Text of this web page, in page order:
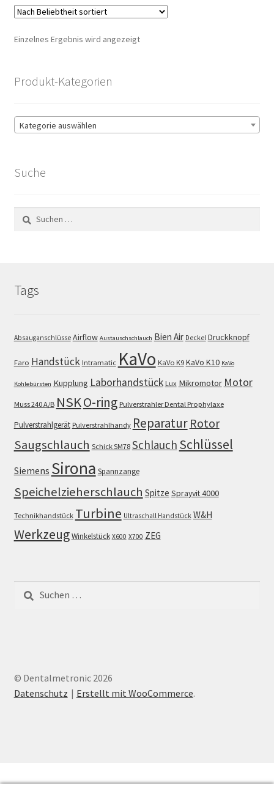
Einzelnes Ergebnis wird angezeigt
Produkt-Kategorien
Kategorie auswählen
Suche
nach:
Tags
Absauganschlüsse Airflow Austauschschlauch Bien Air Deckel Druckknopf
Faro Handstück Intramatic KaVo KaVo K9 KaVo K10 KaVo
Kohlebürsten Kupplung Laborhandstück Lux Mikromotor Motor
Muss 240 A/B NSKO-ring Pulverstrahler Dental Prophylaxe
Pulverstrahlgerät Pulverstrahlhandy Reparatur Rotor
Saugschlauch Schick SM78 Schlauch Schlüssel
Siemens Sirona Spannzange
Speichelzieherschlauch Spitze Sprayvit 4000
Technikhandstück Turbine Ultraschall Handstück W&H
WerkzeugWinkelstück X600 X700 ZEG
Suchen
nach:
© Dentalmetronic 2026
Datenschutz
Erstellt mit WooCommerce.